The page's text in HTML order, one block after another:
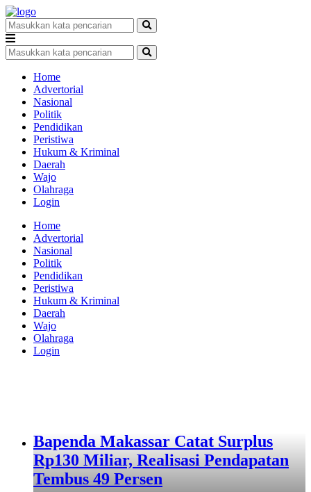
Home
Advertorial
Nasional
Politik
Pendidikan
Peristiwa
Hukum & Kriminal
Daerah
Wajo
Olahraga
Login
Home
Advertorial
Nasional
Politik
Pendidikan
Peristiwa
Hukum & Kriminal
Daerah
Wajo
Olahraga
Login
Bapenda Makassar Catat Surplus
Rp130 Miliar, Realisasi Pendapatan
Tembus 49 Persen